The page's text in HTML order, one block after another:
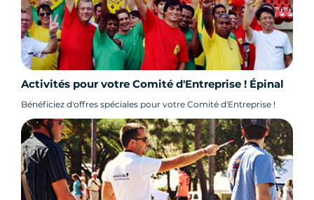
Activités pour votre Comité d'Entreprise ! Épinal
Bénéficiez d'offres spéciales pour votre Comité d'Entreprise !